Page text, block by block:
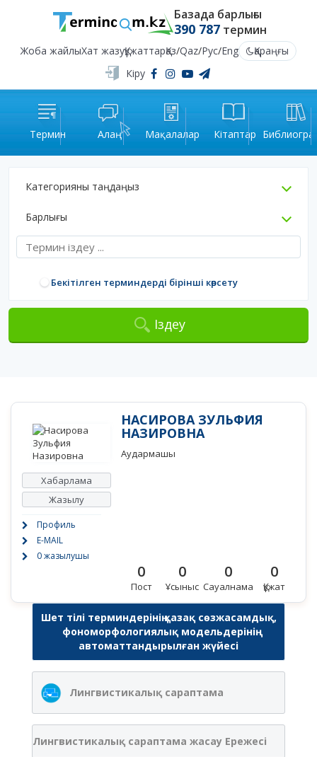
Базада барлығы
390 787термин
Жоба жайлыХат жазуҚұжаттарҚаз/Qaz/Рус/Eng
Қараңғы
Кіру
Термин Алаң Мақалалар Кітаптар
Категорияны таңдаңыз
Барлығы
Бекітілген терминдерді бірінші көрсету
Іздеу
Хабарлама
Жазылу
Профиль
E-MAIL
0 жазылушы
НАСИРОВА ЗУЛЬФИЯ
НАЗИРОВНА
Аудармашы
0
Пост
0
Ұсыныс
0
Сауалнама
0
Құжат
Шет тілі терминдерінің қазақ сөзжасамдық,
фономорфологиялық модельдерінің
автоматтандырылған жүйесі
Лингвистикалық сараптама
Лингвистикалық сараптама жасау Ережесі